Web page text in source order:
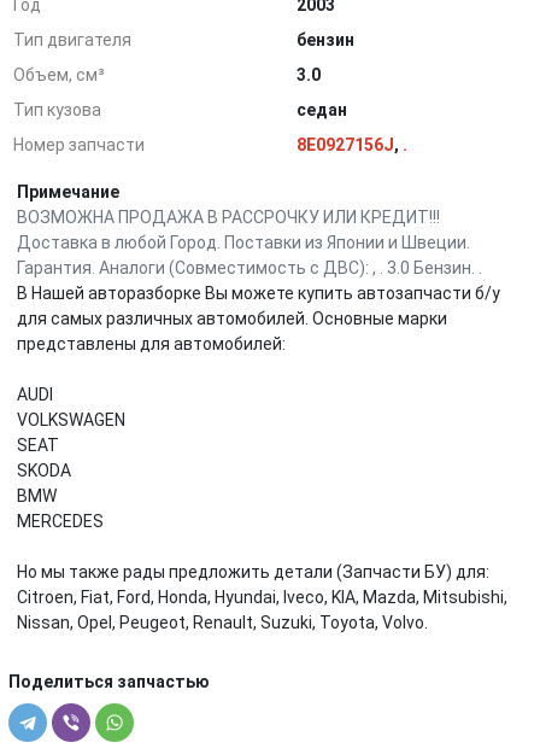
Год
2003
Тип двигателя
бензин
Объем, см³
3.0
Тип кузова
седан
Номер запчасти
8E0927156J, .
Примечание
ВОЗМОЖНА ПРОДАЖА В РАССРОЧКУ ИЛИ КРЕДИТ!!!
Доставка в любой Город. Поставки из Японии и Швеции.
Гарантия. Аналоги (Совместимость с ДВС): , . 3.0 Бензин. .
В Нашей авторазборке Вы можете купить автозапчасти б/у
для самых различных автомобилей. Основные марки
представлены для автомобилей:
AUDI
VOLKSWAGEN
SEAT
SKODA
BMW
MERCEDES
Но мы также рады предложить детали (Запчасти БУ) для:
Citroen, Fiat, Ford, Honda, Hyundai, Iveco, KIA, Mazda, Mitsubishi,
Nissan, Opel, Peugeot, Renault, Suzuki, Toyota, Volvo.
Поделиться запчастью